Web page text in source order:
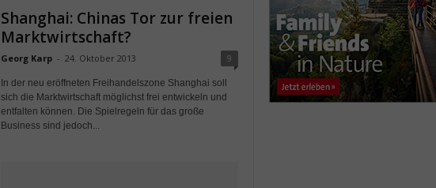
Shanghai: Chinas Tor zur freien
Marktwirtschaft?
Georg Karp - 24. Oktober 2013 9
In der neu eröffneten Freihandelszone Shanghai soll
sich die Marktwirtschaft möglichst frei entwickeln und
entfalten können. Die Spielregeln für das große
Business sind jedoch...